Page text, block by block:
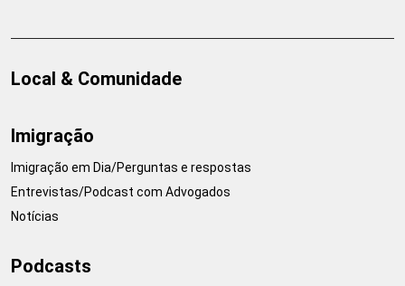
Local & Comunidade
Imigração
Imigração em Dia/Perguntas e respostas
Entrevistas/Podcast com Advogados
Notícias
Podcasts